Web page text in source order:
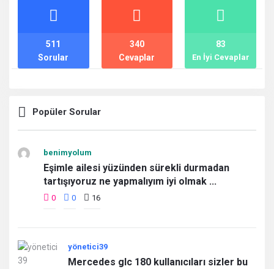
İstatistikler
Sorular
511
Cevaplar
340
En İyi Cevaplar
83
Popüler Sorular
benimyolum
Eşimle ailesi yüzünden sürekli durmadan
tartışıyoruz ne yapmalıyım iyi olmak ...
0 0 16
yönetici39
Mercedes glc 180 kullanıcıları sizler bu